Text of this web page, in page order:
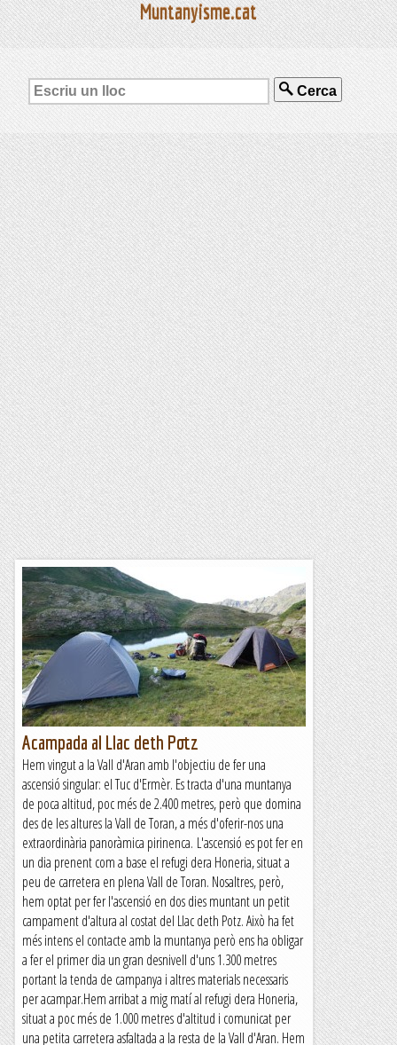
Muntanyisme.cat
Cerca
Acampada al Llac deth Potz
Hem vingut a la Vall d'Aran amb l'objectiu de fer una
ascensió singular: el Tuc d'Ermèr. Es tracta d'una muntanya
de poca altitud, poc més de 2.400 metres, però que domina
des de les altures la Vall de Toran, a més d'oferir-nos una
extraordinària panoràmica pirinenca. L'ascensió es pot fer en
un dia prenent com a base el refugi dera Honeria, situat a
peu de carretera en plena Vall de Toran. Nosaltres, però,
hem optat per fer l'ascensió en dos dies muntant un petit
campament d'altura al costat del Llac deth Potz. Això ha fet
més intens el contacte amb la muntanya però ens ha obligar
a fer el primer dia un gran desnivell d'uns 1.300 metres
portant la tenda de campanya i altres materials necessaris
per acampar.Hem arribat a mig matí al refugi dera Honeria,
situat a poc més de 1.000 metres d'altitud i comunicat per
una petita carretera asfaltada a la resta de la Vall d'Aran. Hem